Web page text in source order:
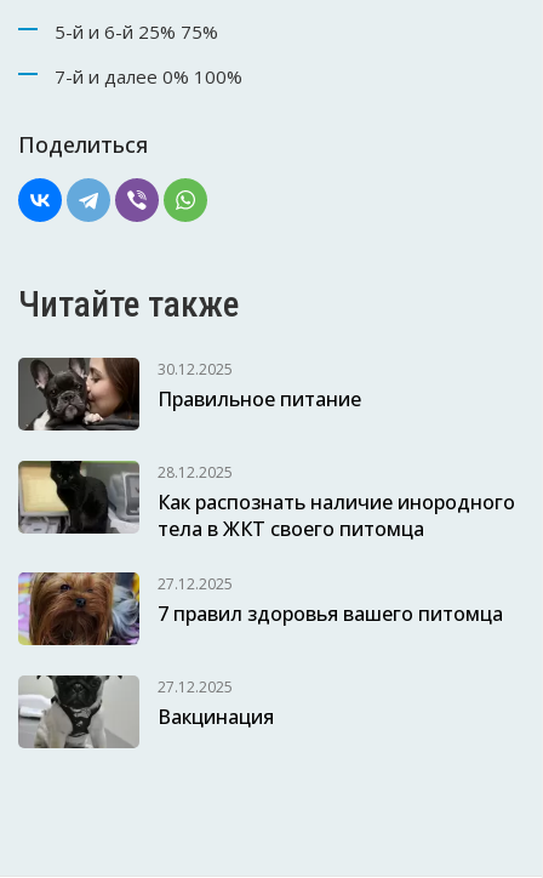
5-й и 6-й 25% 75%
7-й и далее 0% 100%
Поделиться
Читайте также
30.12.2025
Правильное питание
28.12.2025
Как распознать наличие инородного
тела в ЖКТ своего питомца
27.12.2025
7 правил здоровья вашего питомца
27.12.2025
Вакцинация